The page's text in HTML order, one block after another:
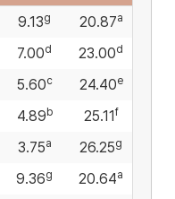
9.13g 20.87a
7.00d 23.00d
5.60c 24.40e
4.89 b 25.11f
3.75a 26.25g
9.36g 20.64a